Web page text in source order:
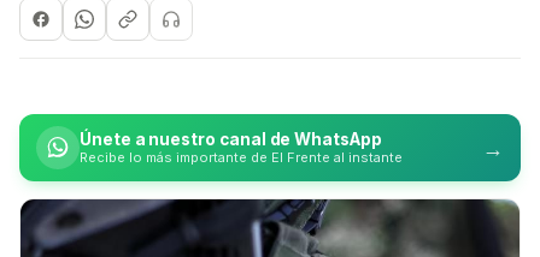
Únete a nuestro canal de WhatsApp
Recibe lo más importante de El Frente al instante →